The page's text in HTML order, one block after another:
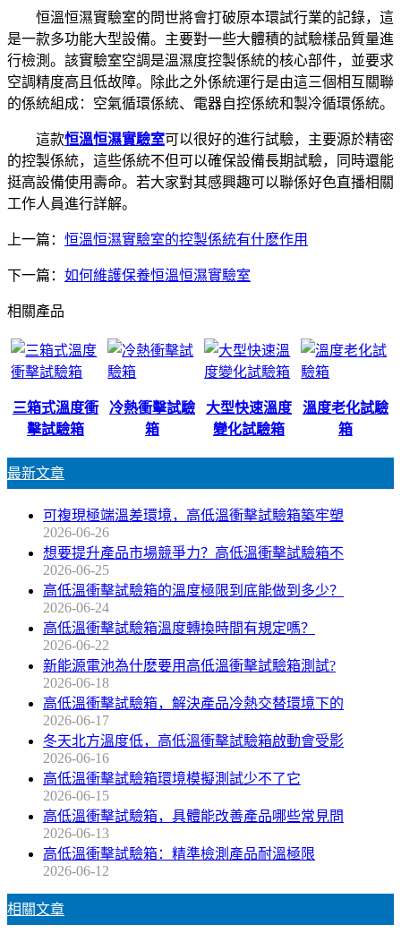
恒溫恒濕實驗室的問世將會打破原本環試行業的記錄，這
是一款多功能大型設備。主要對一些大體積的試驗樣品質量進
行檢測。該實驗室空調是溫濕度控製係統的核心部件，並要求
空調精度高且低故障。除此之外係統運行是由這三個相互關聯
的係統組成：空氣循環係統、電器自控係統和製冷循環係統。
這款恒溫恒濕實驗室可以很好的進行試驗，主要源於精密
的控製係統，這些係統不但可以確保設備長期試驗，同時還能
挺高設備使用壽命。若大家對其感興趣可以聯係好色直播相關
工作人員進行詳解。
上一篇： 恒溫恒濕實驗室的控製係統有什麽作用
下一篇： 如何維護保養恒溫恒濕實驗室
相關產品
三箱式溫度衝
擊試驗箱
冷熱衝擊試驗
箱
大型快速溫度
變化試驗箱
溫度老化試驗
箱
最新文章
可複現極端溫差環境，高低溫衝擊試驗箱築牢塑
2026-06-26
想要提升產品市場競爭力？高低溫衝擊試驗箱不
2026-06-25
高低溫衝擊試驗箱的溫度極限到底能做到多少？
2026-06-24
高低溫衝擊試驗箱溫度轉換時間有規定嗎？
2026-06-22
新能源電池為什麽要用高低溫衝擊試驗箱測試?
2026-06-18
高低溫衝擊試驗箱，解決產品冷熱交替環境下的
2026-06-17
冬天北方溫度低，高低溫衝擊試驗箱啟動會受影
2026-06-16
高低溫衝擊試驗箱環境模擬測試少不了它
2026-06-15
高低溫衝擊試驗箱，具體能改善產品哪些常見問
2026-06-13
高低溫衝擊試驗箱：精準檢測產品耐溫極限
2026-06-12
相關文章